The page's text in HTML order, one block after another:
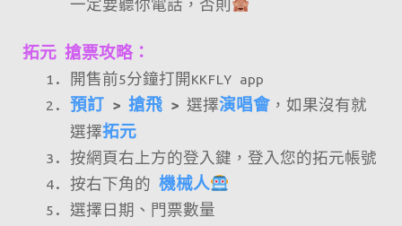
一定要聽你電話，否則
拓元 搶票攻略：
開售前5分鐘打開KKFLY app
預訂 > 搶飛 > 選擇演唱會，如果沒有就
選擇拓元
按網頁右上方的登入鍵，登入您的拓元帳號
按右下角的 機械人
選擇日期、門票數量